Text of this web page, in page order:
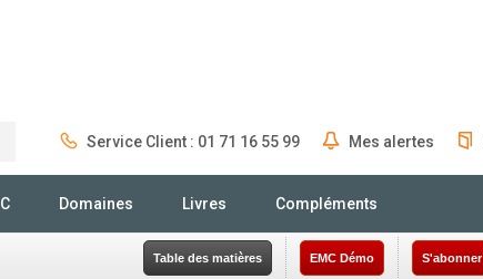
Service Client : 01 71 16 55 99 Mes alertes
Domaines Livres Compléments
Table des matières EMC Démo S'abonner